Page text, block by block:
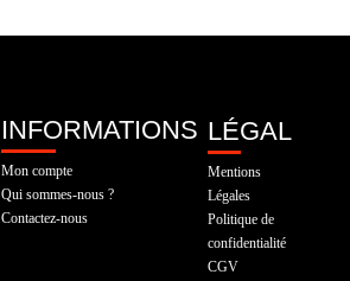
INFORMATIONS
Mon compte
Qui sommes-nous ?
Contactez-nous
LÉGAL
Mentions
Légales
Politique de
confidentialité
CGV